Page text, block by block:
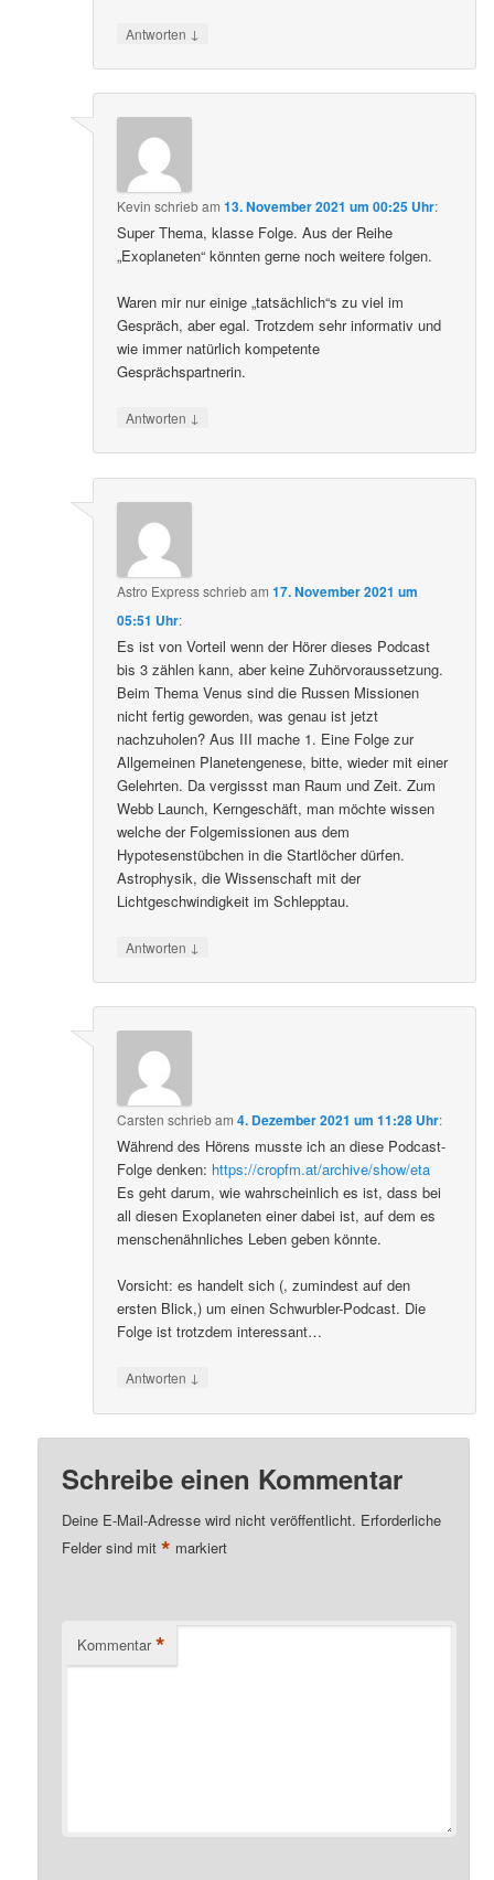
Antworten ↓
Kevin schriebam13. November 2021 um 00:25 Uhr:
Super Thema, klasse Folge. Aus der Reihe
„Exoplaneten“ könnten gerne noch weitere folgen.
Waren mir nur einige „tatsächlich“s zu viel im
Gespräch, aber egal. Trotzdem sehr informativ und
wie immer natürlich kompetente
Gesprächspartnerin.
Antworten ↓
Astro Expressschriebam17. November 2021 um
05:51 Uhr:
Es ist von Vorteil wenn der Hörer dieses Podcast
bis 3 zählen kann, aber keine Zuhörvoraussetzung.
Beim Thema Venus sind die Russen Missionen
nicht fertig geworden, was genau ist jetzt
nachzuholen? Aus III mache 1. Eine Folge zur
Allgemeinen Planetengenese, bitte, wieder mit einer
Gelehrten. Da vergissst man Raum und Zeit. Zum
Webb Launch, Kerngeschäft, man möchte wissen
welche der Folgemissionen aus dem
Hypotesenstübchen in die Startlöcher dürfen.
Astrophysik, die Wissenschaft mit der
Lichtgeschwindigkeit im Schlepptau.
Antworten ↓
Carsten schriebam4. Dezember 2021 um 11:28 Uhr:
Während des Hörens musste ich an diese Podcast-
Folge denken: https://cropfm.at/archive/show/eta
Es geht darum, wie wahrscheinlich es ist, dass bei
all diesen Exoplaneten einer dabei ist, auf dem es
menschenähnliches Leben geben könnte.
Vorsicht: es handelt sich (, zumindest auf den
ersten Blick,) um einen Schwurbler-Podcast. Die
Folge ist trotzdem interessant…
Antworten ↓
Schreibe einen Kommentar
Deine E-Mail-Adresse wird nicht veröffentlicht. Erforderliche
Felder sind mit* markiert
Kommentar *